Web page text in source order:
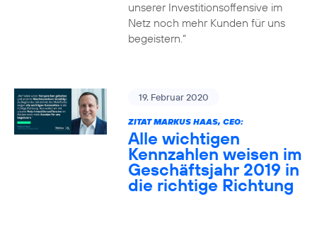
unserer Investitionsoffensive im
Netz noch mehr Kunden für uns
begeistern.“
19. Februar 2020
ZITAT MARKUS HAAS, CEO:
Alle wichtigen
Kennzahlen weisen im
Geschäftsjahr 2019 in
die richtige Richtung